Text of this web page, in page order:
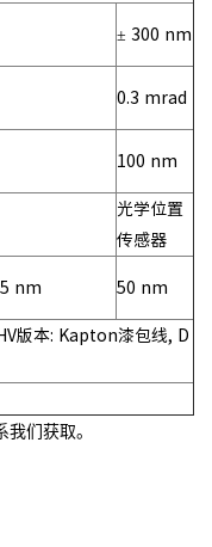
± 300 nm
0.3 mrad
100 nm
光学位置
传感器
nm 50 nm
版本: Kapton漆包线, D
们获取。